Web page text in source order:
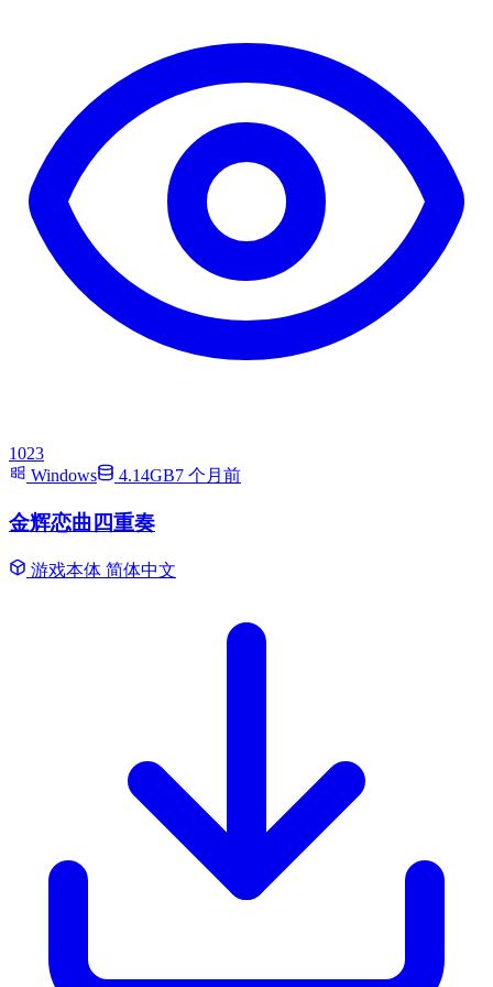
1023
Windows
4.14GB7 个月前
金辉恋曲四重奏
游戏本体 简体中文